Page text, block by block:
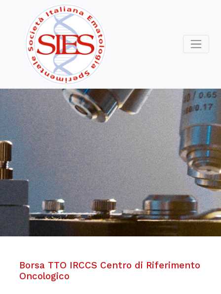
Borsa TTO IRCCS Centro di Riferimento
Oncologico